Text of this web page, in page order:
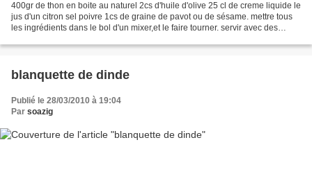
400gr de thon en boite au naturel 2cs d'huile d'olive 25 cl de creme liquide le
jus d'un citron sel poivre 1cs de graine de pavot ou de sésame. mettre tous
les ingrédients dans le bol d'un mixer,et le faire tourner. servir avec des
blanquette de dinde
Publié le 28/03/2010 à 19:04
Par soazig